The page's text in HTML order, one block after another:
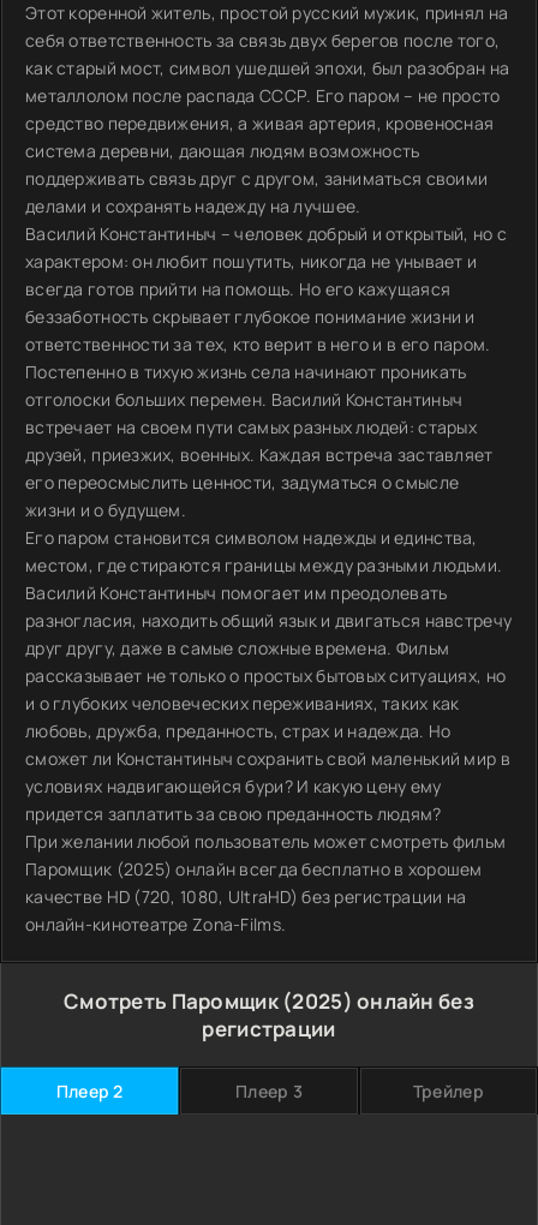
Этот коренной житель, простой русский мужик, принял на
себя ответственность за связь двух берегов после того,
как старый мост, символ ушедшей эпохи, был разобран на
металлолом после распада СССР. Его паром – не просто
средство передвижения, а живая артерия, кровеносная
система деревни, дающая людям возможность
поддерживать связь друг с другом, заниматься своими
делами и сохранять надежду на лучшее.
Василий Константиныч – человек добрый и открытый, но с
характером: он любит пошутить, никогда не унывает и
всегда готов прийти на помощь. Но его кажущаяся
беззаботность скрывает глубокое понимание жизни и
ответственности за тех, кто верит в него и в его паром.
Постепенно в тихую жизнь села начинают проникать
отголоски больших перемен. Василий Константиныч
встречает на своем пути самых разных людей: старых
друзей, приезжих, военных. Каждая встреча заставляет
его переосмыслить ценности, задуматься о смысле
жизни и о будущем.
Его паром становится символом надежды и единства,
местом, где стираются границы между разными людьми.
Василий Константиныч помогает им преодолевать
разногласия, находить общий язык и двигаться навстречу
друг другу, даже в самые сложные времена. Фильм
рассказывает не только о простых бытовых ситуациях, но
и о глубоких человеческих переживаниях, таких как
любовь, дружба, преданность, страх и надежда. Но
сможет ли Константиныч сохранить свой маленький мир в
условиях надвигающейся бури? И какую цену ему
придется заплатить за свою преданность людям?
При желании любой пользователь может смотреть фильм
Паромщик (2025) онлайн всегда бесплатно в хорошем
качестве HD (720, 1080, UltraHD) без регистрации на
онлайн-кинотеатре Zona-Films.
Смотреть Паромщик (2025) онлайн без
регистрации
Плеер 2 Плеер 3 Трейлер